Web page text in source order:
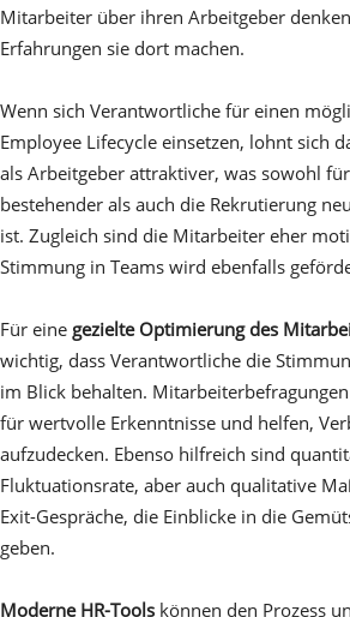
Mitarbeiter über ihren Arbeitgeber
Erfahrungen sie dort machen.
Wenn sich Verantwortliche für einen
Employee Lifecycle einsetzen, lohnt sich
als Arbeitgeber attraktiver, was sowohl
bestehender als auch die Rekrutierung
ist. Zugleich sind die Mitarbeiter eher
Stimmung in Teams wird ebenfalls
Für eine gezielte Optimierung des
wichtig, dass Verantwortliche die
im Blick behalten.
für wertvolle Erkenntnisse und helfen,
aufzudecken. Ebenso hilfreich sind
Fluktuationsrate, aber auch qualitative
Exit-Gespräche, die Einblicke in die
geben.
Moderne HR-Tools können den Prozess